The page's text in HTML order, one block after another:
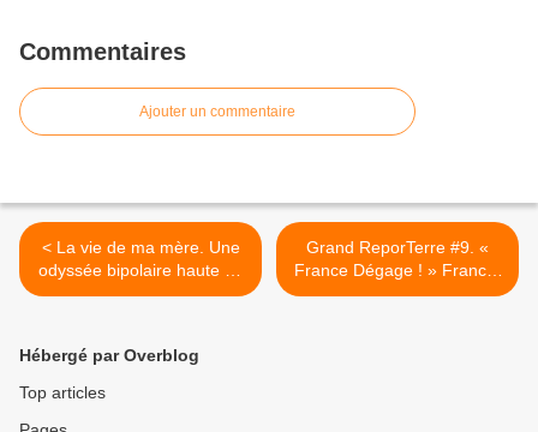
Commentaires
Ajouter un commentaire
< La vie de ma mère. Une
odyssée bipolaire haute en
couleurs.
Grand ReporTerre #9. «
France Dégage ! » France-
Afrique : la rupture ? >
Hébergé par Overblog
Top articles